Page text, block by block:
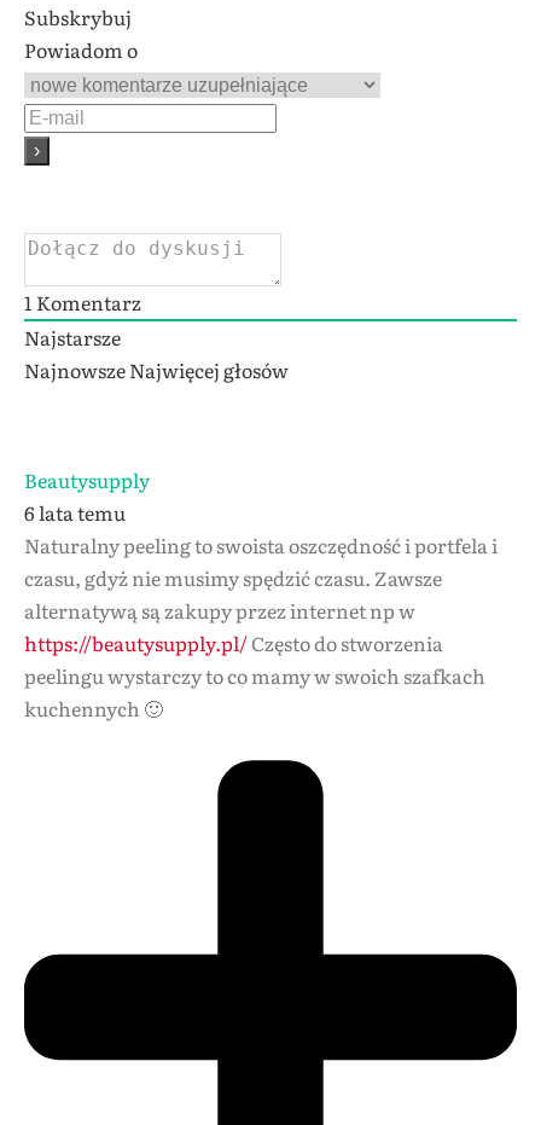
Subskrybuj
Powiadom o
1 Komentarz
Najstarsze
NajnowszeNajwięcej głosów
Beautysupply
6 lata temu
Naturalny peeling to swoista oszczędność i portfela i
czasu, gdyż nie musimy spędzić czasu. Zawsze
alternatywą są zakupy przez internet np w
https://beautysupply.pl/Często do stworzenia
peelingu wystarczy to co mamy w swoich szafkach
kuchennych 🙂